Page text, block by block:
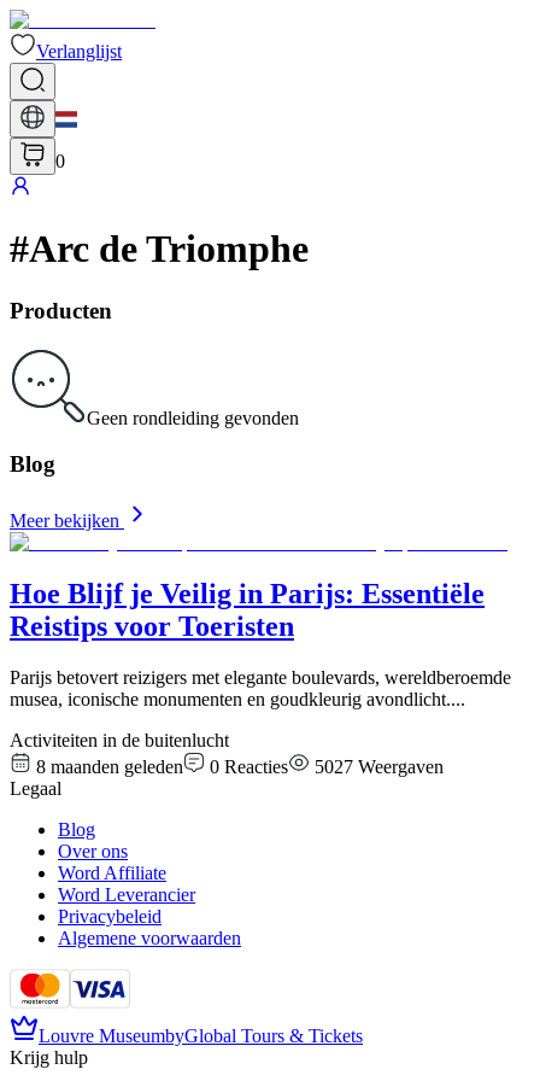
Verlanglijst
0
#Arc de Triomphe
Producten
Geen rondleiding gevonden
Blog
Meer bekijken
Hoe Blijf je Veilig in Parijs: Essentiële
Reistips voor Toeristen
Parijs betovert reizigers met elegante boulevards, wereldberoemde
musea, iconische monumenten en goudkleurig avondlicht....
Activiteiten in de buitenlucht
8 maanden geleden
0 Reacties 5027 Weergaven
Legaal
Blog
Over ons
Word Affiliate
Word Leverancier
Privacybeleid
Algemene voorwaarden
Louvre MuseumbyGlobal Tours & Tickets
Krijg hulp